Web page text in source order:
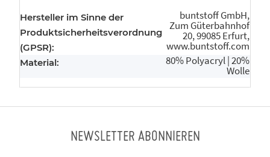
Hersteller im Sinne der
Produktsicherheitsverordnung
(GPSR):
buntstoff GmbH,
Zum Güterbahnhof
20, 99085 Erfurt,
www.buntstoff.com
Material: 80% Polyacryl | 20%
Wolle
NEWSLETTER ABONNIEREN